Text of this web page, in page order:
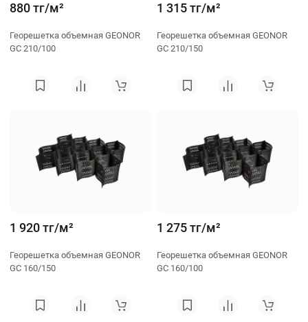
880 тг/м²
Георешетка объемная GEONOR
GC 210/100
1 315 тг/м²
Георешетка объемная GEONOR
GC 210/150
1 920 тг/м²
Георешетка объемная GEONOR
GC 160/150
1 275 тг/м²
Георешетка объемная GEONOR
GC 160/100